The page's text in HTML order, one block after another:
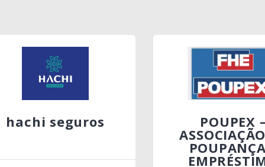
hachi seguros POUPEX